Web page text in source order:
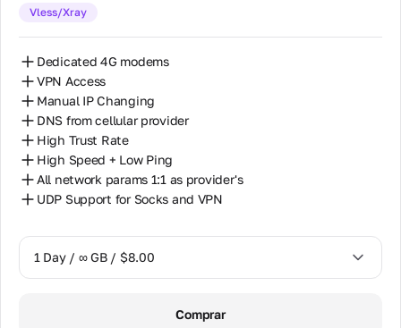
Vless/Xray
Dedicated 4G modems
VPN Access
Manual IP Changing
DNS from cellular provider
High Trust Rate
High Speed + Low Ping
All network params 1:1 as provider's
UDP Support for Socks and VPN
1 Day / ∞ GB / $8.00
Comprar